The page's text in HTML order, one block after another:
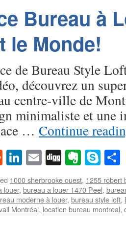
Bureau à
le Monde!
de Bureau Style
découvrez un
centre-ville de
minimaliste et une
… Continue
RedditLinkedIn
EmailDigg
1000 sherbrooke ouest, 1255 robert
louer, bureau a louer 1470 Peel,
moderne à louer, bureau style loft,
Montréal, location bureau montreal,